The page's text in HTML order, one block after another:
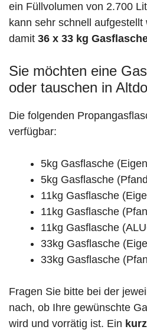
ein Füllvolumen von 2.700
kann sehr schnell
damit 36 x 33 kg
Sie möchten eine
oder tauschen in
Die folgenden
verfügbar:
5kg Gasflasche
5kg Gasflasche
11kg Gasflasche
11kg Gasflasche
11kg Gasflasche
33kg Gasflasche
33kg Gasflasche
Fragen Sie bitte bei der
nach, ob Ihre gewünschte
wird und vorrätig ist. Ein